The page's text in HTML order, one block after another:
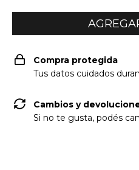
Compra protegida
Tus datos cuidados
Cambios y
Si no te gusta, podés